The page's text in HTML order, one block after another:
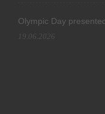
Olympic Day
19.06.2026